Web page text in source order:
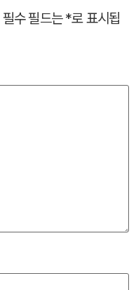
필수 필드는*로 표시됩